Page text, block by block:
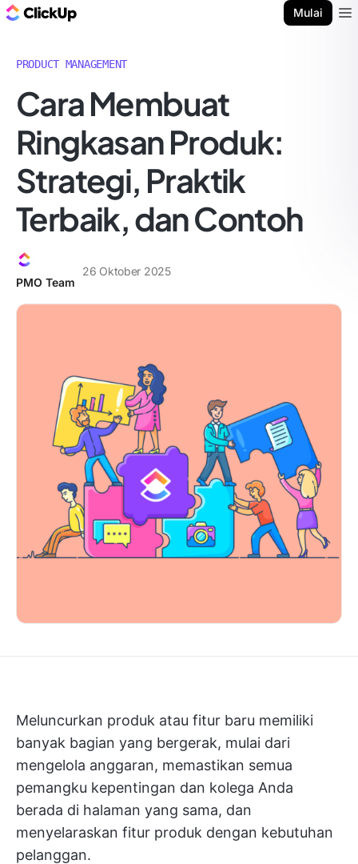
Mulai
PRODUCT MANAGEMENT
Cara Membuat
Ringkasan Produk:
Strategi, Praktik
Terbaik, dan Contoh
PMO Team
26 Oktober 2025
Meluncurkan produk atau fitur baru memiliki
banyak bagian yang bergerak, mulai dari
mengelola anggaran, memastikan semua
pemangku kepentingan dan kolega Anda
berada di halaman yang sama, dan
menyelaraskan fitur produk dengan kebutuhan
pelanggan.